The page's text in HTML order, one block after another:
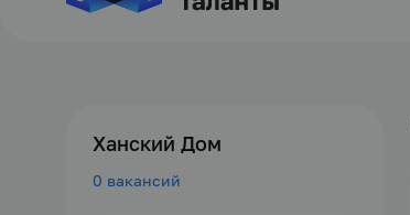
Ханский Дом
0 вакансий